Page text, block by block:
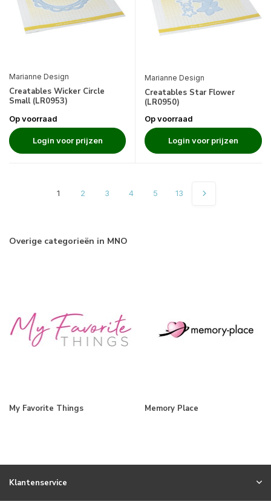
Marianne Design
Creatables Wicker Circle
Small (LR0953)
Op voorraad
Login voor prijzen
Marianne Design
Creatables Star Flower
(LR0950)
Op voorraad
Login voor prijzen
1 2 3 4 5 13
Overige categorieën in MNO
My Favorite Things Memory Place
Klantenservice